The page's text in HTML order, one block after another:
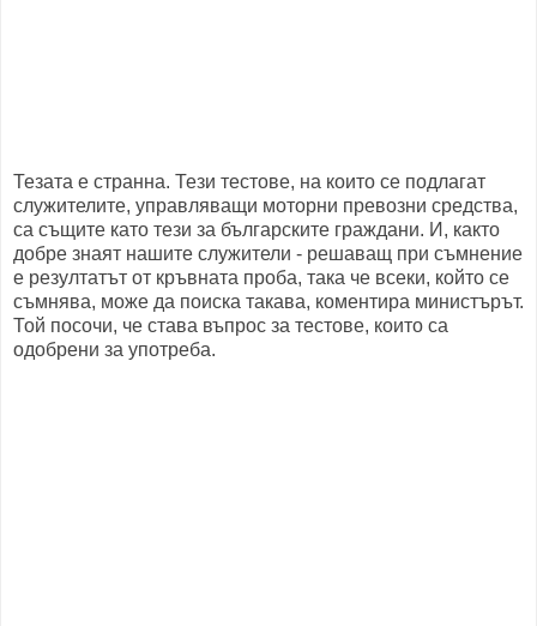
Тезата е странна. Тези тестове, на които се подлагат
служителите, управляващи моторни превозни средства,
са същите като тези за българските граждани. И, както
добре знаят нашите служители - решаващ при съмнение
е резултатът от кръвната проба, така че всеки, който се
съмнява, може да поиска такава, коментира министърът.
Той посочи, че става въпрос за тестове, които са
одобрени за употреба.